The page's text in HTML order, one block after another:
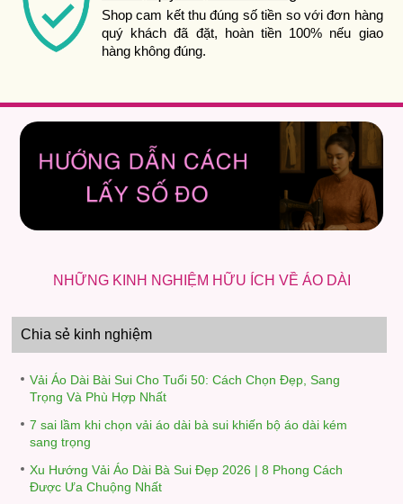
Shop cam kết thu đúng số tiền so với đơn hàng
quý khách đã đặt, hoàn tiền 100% nếu giao
hàng không đúng.
NHỮNG KINH NGHIỆM HỮU ÍCH VỀ ÁO DÀI
Chia sẻ kinh nghiệm
Vải Áo Dài Bài Sui Cho Tuổi 50: Cách Chọn Đẹp, Sang
Trọng Và Phù Hợp Nhất
7 sai lầm khi chọn vải áo dài bà sui khiến bộ áo dài kém
sang trọng
Xu Hướng Vải Áo Dài Bà Sui Đẹp 2026 | 8 Phong Cách
Được Ưa Chuộng Nhất